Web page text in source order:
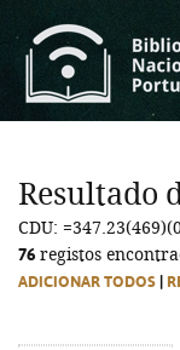
Resultado
CDU:
76 registos
ADICIONAR TODOS